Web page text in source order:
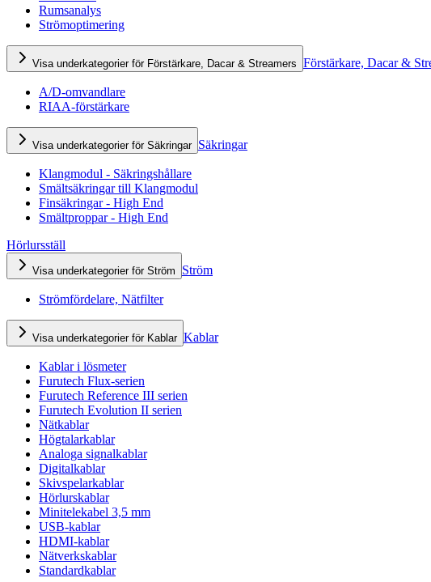
Rumsanalys
Strömoptimering
Visa underkategorier för Förstärkare, Dacar & Streamers Förstärkare, Dacar &
A/D-omvandlare
RIAA-förstärkare
Visa underkategorier för Säkringar Säkringar
Klangmodul - Säkringshållare
Smältsäkringar till Klangmodul
Finsäkringar - High End
Smältproppar - High End
Hörlursställ
Visa underkategorier för Ström Ström
Strömfördelare, Nätfilter
Visa underkategorier för Kablar Kablar
Kablar i lösmeter
Furutech Flux-serien
Furutech Reference III serien
Furutech Evolution II serien
Nätkablar
Högtalarkablar
Analoga signalkablar
Digitalkablar
Skivspelarkablar
Hörlurskablar
Minitelekabel 3,5 mm
USB-kablar
HDMI-kablar
Nätverkskablar
Standardkablar